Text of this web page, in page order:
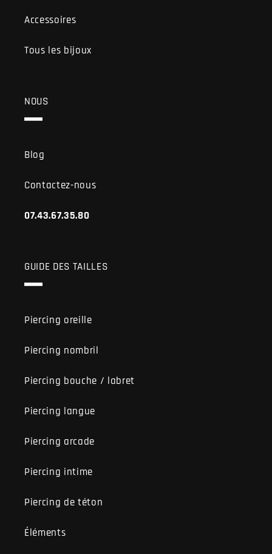
Accessoires
Tous les bijoux
NOUS
Blog
Contactez-nous
07.43.67.35.80
GUIDE DES TAILLES
Piercing oreille
Piercing nombril
Piercing bouche / labret
Piercing langue
Piercing arcade
Piercing intime
Piercing de téton
Éléments